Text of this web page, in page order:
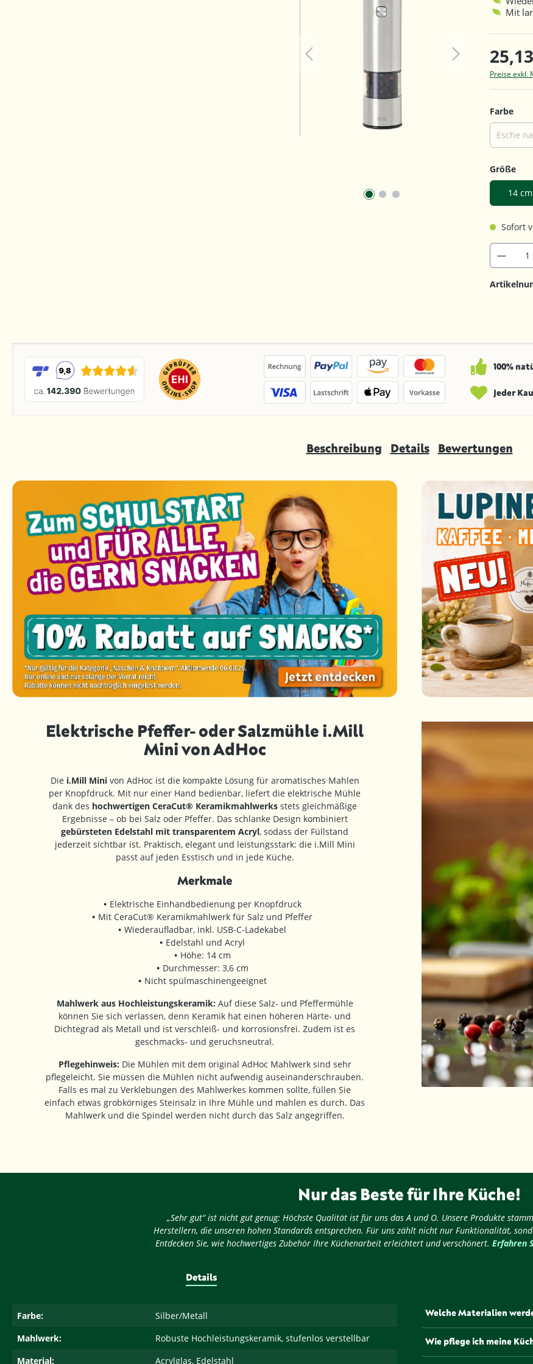
Mit
Preise exkl.
Farbe
Esche
Größe
14 cm
Sofort
100%
Jeder
Beschreibung Details Bewertungen
Elektrische Pfeffer- oder Salzmühle i.Mill
Mini von AdHoc
Die i.Mill Minivon AdHoc ist die kompakte Lösung für aromatisches Mahlen
per Knopfdruck. Mit nur einer Hand bedienbar, liefert die elektrische Mühle
dank des hochwertigen CeraCut® Keramikmahlwerks stets gleichmäßige
Ergebnisse – ob bei Salz oder Pfeffer. Das schlanke Design kombiniert
gebürsteten Edelstahl mit transparentem Acryl, sodass der Füllstand
jederzeit sichtbar ist. Praktisch, elegant und leistungsstark: die i.Mill Mini
passt auf jeden Esstisch und in jede Küche.
Merkmale
Elektrische Einhandbedienung per Knopfdruck
Mit CeraCut® Keramikmahlwerk für Salz und Pfeffer
Wiederaufladbar, inkl. USB-C-Ladekabel
Edelstahl und Acryl
Höhe: 14 cm
Durchmesser: 3,6 cm
Nicht spülmaschinengeeignet
Mahlwerk aus Hochleistungskeramik:Auf diese Salz- und Pfeffermühle
können Sie sich verlassen, denn Keramik hat einen höheren Härte- und
Dichtegrad als Metall und ist verschleiß- und korrosionsfrei. Zudem ist es
geschmacks- und geruchsneutral.
Pflegehinweis:Die Mühlen mit dem original AdHoc Mahlwerk sind sehr
pflegeleicht. Sie müssen die Mühlen nicht aufwendig auseinanderschrauben.
Falls es mal zu Verklebungen des Mahlwerkes kommen sollte, füllen Sie
einfach etwas grobkörniges Steinsalz in Ihre Mühle und mahlen es durch. Das
Mahlwerk und die Spindel werden nicht durch das Salz angegriffen.
Nur das Beste für Ihre Küche!
„Sehr gut“ ist nicht gut genug: Höchste Qualität ist für uns das A und O. Unsere Produkte
Herstellern, die unseren hohen Standards entsprechen. Für uns zählt nicht nur Funktionalität,
Entdecken Sie, wie hochwertiges Zubehör Ihre Küchenarbeit erleichtert und verschönert. Erfahren
Details
Farbe:
Silber/Metall
Mahlwerk:
Robuste Hochleistungskeramik, stufenlos verstellbar
Material:
Acrylglas, Edelstahl
Welche Materialien
Unsere
gefertigt, die sorgfältig
bieten. Von robustem
Wie pflege ich meine